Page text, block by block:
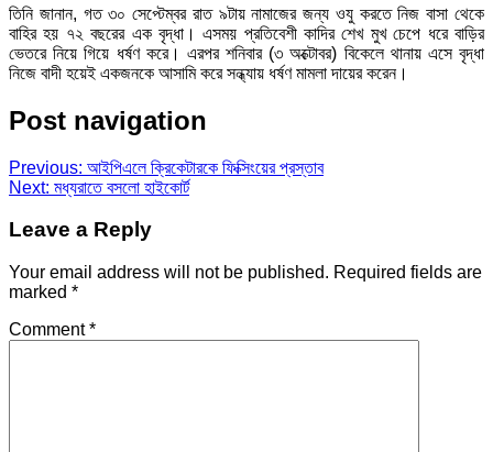
তিনি জানান, গত ৩০ সেপ্টেম্বর রাত ৯টায় নামাজের জন্য ওযু করতে নিজ বাসা থেকে
বাহির হয় ৭২ বছরের এক বৃদ্ধা। এসময় প্রতিবেশী কাদির শেখ মুখ চেপে ধরে বাড়ির
ভেতরে নিয়ে গিয়ে ধর্ষণ করে। এরপর শনিবার (৩ অক্টোবর) বিকেলে থানায় এসে বৃদ্ধা
নিজে বাদী হয়েই একজনকে আসামি করে সন্ধ্যায় ধর্ষণ মামলা দায়ের করেন।
Post navigation
Previous: আইপিএলে ক্রিকেটারকে ফিক্সিংয়ের প্রস্তাব
Next: মধ্যরাতে বসলো হাইকোর্ট
Leave a Reply
Your email address will not be published. Required fields are
marked *
Comment*